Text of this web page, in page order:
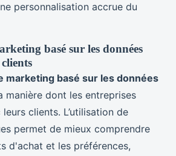
personnalisation accrue du
basé sur les données
marketing basé sur les données
manière dont les entreprises
clients. L’utilisation de
permet de mieux comprendre
d'achat et les préférences,